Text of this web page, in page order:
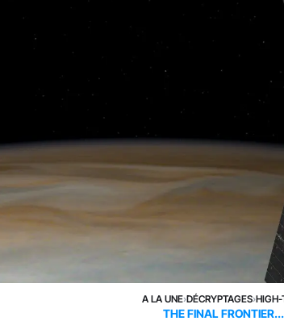
A LA UNE›DÉCRYPTAGES›HIGH-
THE FINAL FRONTIER...